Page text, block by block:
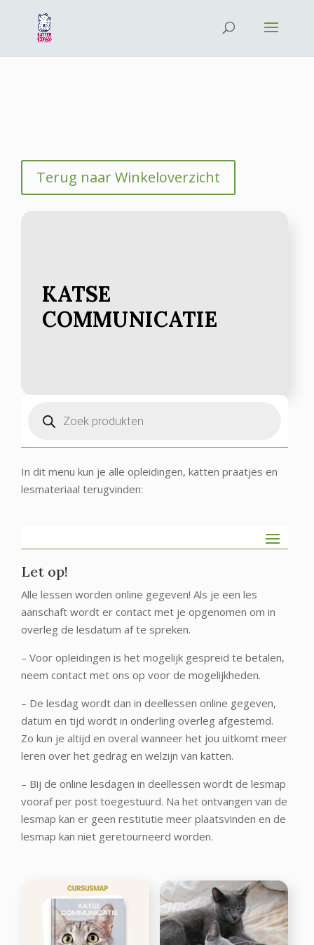
Terug naar Winkeloverzicht
KATSE
COMMUNICATIE
zoeken
In dit menu kun je alle opleidingen, katten praatjes en
lesmateriaal terugvinden:
Let op!
Alle lessen worden online gegeven! Als je een les
aanschaft wordt er contact met je opgenomen om in
overleg de lesdatum af te spreken.
– Voor opleidingen is het mogelijk gespreid te betalen,
neem contact met ons op voor de mogelijkheden.
– De lesdag wordt dan in deellessen online gegeven,
datum en tijd wordt in onderling overleg afgestemd.
Zo kun je altijd en overal wanneer het jou uitkomt meer
leren over het gedrag en welzijn van katten.
– Bij de online lesdagen in deellessen wordt de lesmap
vooraf per post toegestuurd. Na het ontvangen van de
lesmap kan er geen restitutie meer plaatsvinden en de
lesmap kan niet geretourneerd worden.